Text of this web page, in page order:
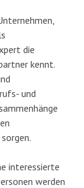
die
kennt.
und
interessierte
werden